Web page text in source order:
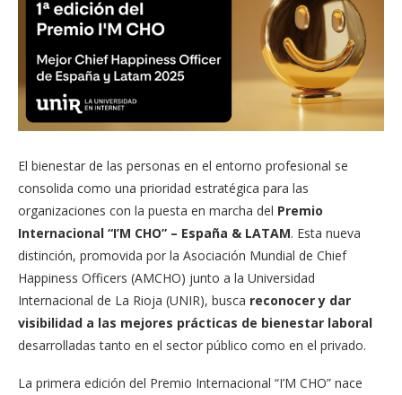
El bienestar de las personas en el entorno profesional se
consolida como una prioridad estratégica para las
organizaciones con la puesta en marcha del Premio
Internacional “I’M CHO” – España & LATAM. Esta nueva
distinción, promovida por la Asociación Mundial de Chief
Happiness Officers (AMCHO) junto a la Universidad
Internacional de La Rioja (UNIR), busca reconocer y dar
visibilidad a las mejores prácticas de bienestar laboral
desarrolladas tanto en el sector público como en el privado.
La primera edición del Premio Internacional “I’M CHO” nace